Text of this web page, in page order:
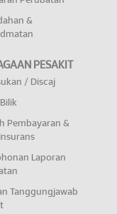
&
PESAKIT
/ Discaj
Pembayaran &
Laporan
Tanggungjawab